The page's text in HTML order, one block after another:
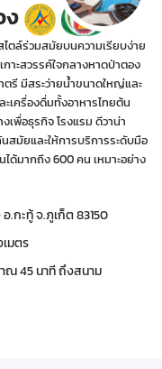
ง
ไตล์ร่วมสมัยบนความเรียบง่าย
ะสวรรค์ใจกลางหาดป่าตอง
ตรี มีสระว่ายน้ำขนาดใหญ่และ
เครื่องดื่มทั้งอาหารไทยต้น
เพื่อธุรกิจ โรงแรม ดีวาน่า
สมัยและให้การบริการระดับมือ
ด้มากถึง 600 คน เหมาะอย่าง
.กะทู้ จ.ภูเก็ต 83150
มตร
ณ 45 นาที ถึงสนาม